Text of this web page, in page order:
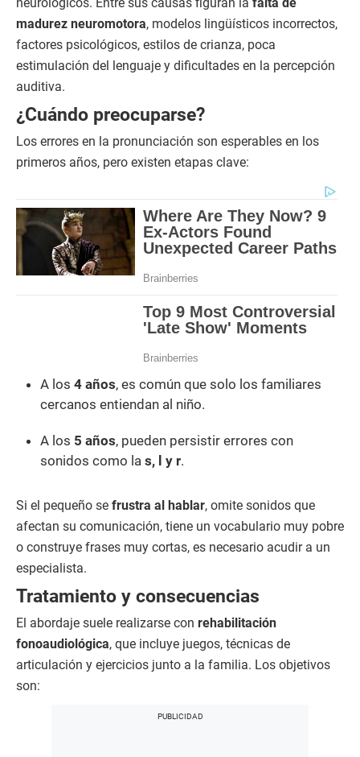
neurológicos. Entre sus causas figuran la falta de
madurez neuromotora, modelos lingüísticos incorrectos,
factores psicológicos, estilos de crianza, poca
estimulación del lenguaje y dificultades en la percepción
auditiva.
¿Cuándo preocuparse?
Los errores en la pronunciación son esperables en los
primeros años, pero existen etapas clave:
A los 4 años, es común que solo los familiares
cercanos entiendan al niño.
A los 5 años, pueden persistir errores con
sonidos como la s, l y r.
Si el pequeño se frustra al hablar, omite sonidos que
afectan su comunicación, tiene un vocabulario muy pobre
o construye frases muy cortas, es necesario acudir a un
especialista.
Tratamiento y consecuencias
El abordaje suele realizarse con rehabilitación
fonoaudiológica, que incluye juegos, técnicas de
articulación y ejercicios junto a la familia. Los objetivos
son: